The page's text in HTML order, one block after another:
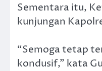
Sementara itu,
kunjungan
“Semoga tetap
kondusif,” kata